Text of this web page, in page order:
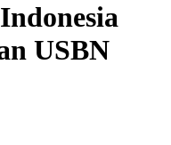
USBN